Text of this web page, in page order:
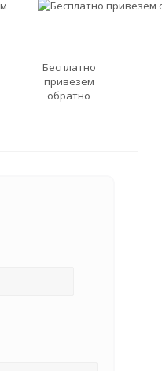
Бесплатно
привезем
обратно